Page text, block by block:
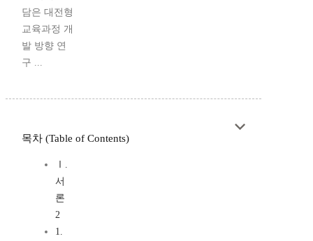
담은 대전형
교육과정 개
발 방향 연
구 ...
목차 (Table of Contents)
Ⅰ.
서
론
2
1.